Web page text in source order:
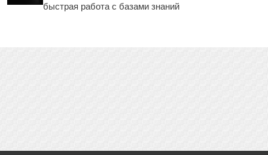
быстрая работа с базами знаний